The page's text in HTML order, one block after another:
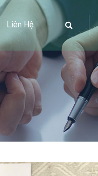
Liên Hệ